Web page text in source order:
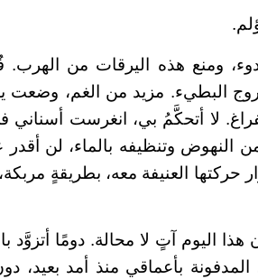
ومنع هذه اليرقات من
البطيء. مزيد من الغم،
لا أتحكَّمُ بي، انغرست أسناني
النهوض وتنظيفه بالماء، لن
العنيفة معه، بطريقةٍ
اليوم آتٍ لا محالة. دومًا أتزوَّد
المدفونة بأعماقي منذ أمد